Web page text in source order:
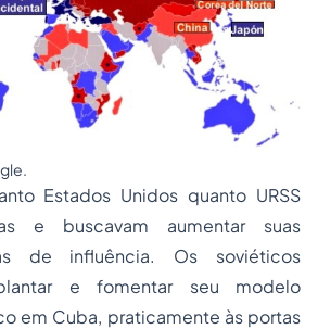
Estados Unidos quanto URSS
e buscavam aumentar suas
de influência. Os soviéticos
e fomentar seu modelo
em Cuba, praticamente às portas